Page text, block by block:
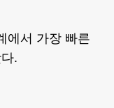
에서 가장 빠른
.